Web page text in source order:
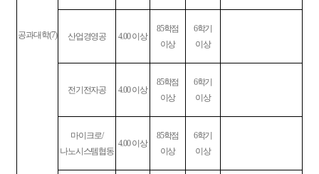
공과대학(7) 산업경영공 4.00이상
85학점
이상
6학기
이상
전기전자공 4.00이상
85학점
이상
6학기
이상
마이크로/
나노시스템협동
4.00이상
85학점
이상
6학기
이상